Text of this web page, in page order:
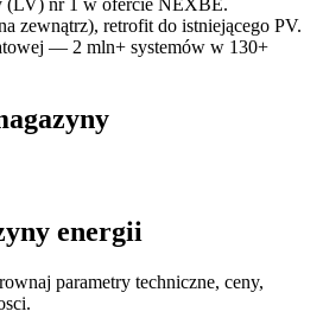
(LV) nr 1 w ofercie NEXBE.
zewnątrz), retrofit do istniejącego PV.
— 2 mln+ systemów w 130+
energii
parametry techniczne, ceny,